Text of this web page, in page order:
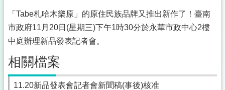
「Tabe札哈木樂原」的原住民族品牌又推出新作了！臺南
市政府11月20日(星期三)下午1時30分於永華市政中心2樓
中庭辦理新品發表記者會。
相關檔案
11.20新品發表會記者會新聞稿(事後)核准